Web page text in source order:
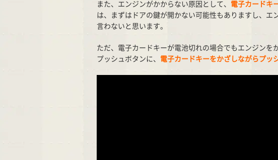
また、エンジンがかからない原因として、 電子カードキ
は、まずはドアの鍵が開かない可能性もありますし、エ
言わないと思います。
ただ、電子カードキーが電池切れの場合でもエンジンを
プッシュボタンに、 電子カードキーをかざしながらプッ